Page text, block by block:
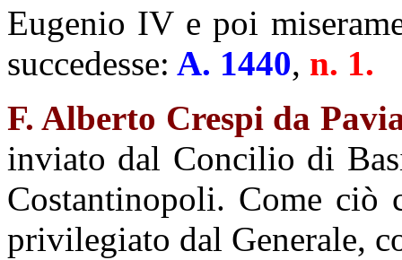
Eugenio IV e poi
succedesse: A. 1440, n. 1.
F. Alberto Crespi da
inviato dal Concilio di
Costantinopoli. Come ciò
privilegiato dal Generale,